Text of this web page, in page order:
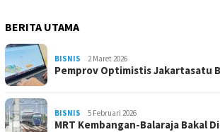
BERITA UTAMA
BISNIS 2 Maret 2026
Pemprov Optimistis Jakartasatu
BISNIS 5 Februari 2026
MRT Kembangan-Balaraja Bakal